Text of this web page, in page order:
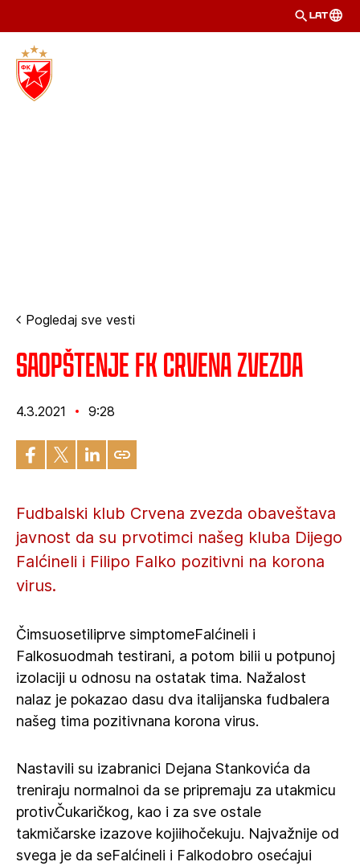
LAT
Pogledaj sve vesti
Saopštenje FK Crvena zvezda
4.3.2021 9:28
Fudbalski klub Crvena zvezda obaveštava
javnost da su prvotimci našeg kluba Dijego
Falćineli i Filipo Falko pozitivni na korona
virus.
Čimsuosetiliprve simptomeFalćineli i
Falkosuodmah testirani, a potom bilii u potpunoj
izolaciji u odnosu na ostatak tima. Nažalost
nalaz je pokazao dasu dva italijanska fudbalera
našeg tima pozitivnana korona virus.
Nastavili su izabranici Dejana Stankovića da
treniraju normalnoi da se pripremaju za utakmicu
protivČukaričkog, kao i za sve ostale
takmičarske izazove kojiihočekuju. Najvažnije od
svega je da seFalćineli i Falkodobro osećajui